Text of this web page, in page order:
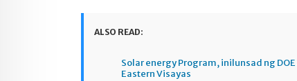
ALSO READ:
Solar energy Program, inilunsad ng DOE
Eastern Visayas